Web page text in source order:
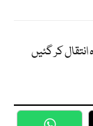
انتقال کر گئیں